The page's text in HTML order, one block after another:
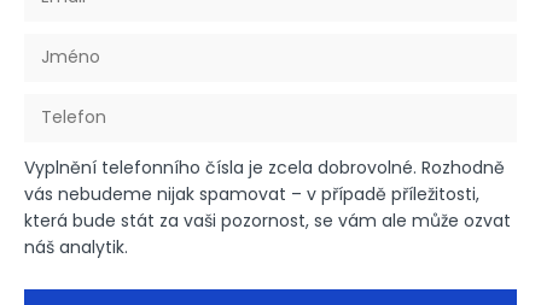
Vyplnění telefonního čísla je zcela dobrovolné. Rozhodně
vás nebudeme nijak spamovat – v případě příležitosti,
která bude stát za vaši pozornost, se vám ale může ozvat
náš analytik.